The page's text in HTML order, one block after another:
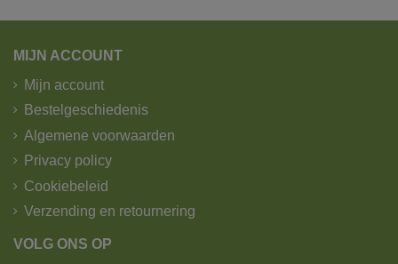
MIJN ACCOUNT
Mijn account
Bestelgeschiedenis
Algemene voorwaarden
Privacy policy
Cookiebeleid
Verzending en retournering
VOLG ONS OP